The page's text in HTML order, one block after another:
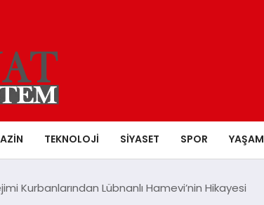
TEKNOLOJI SIYASET SPOR YAŞAM
Kurbanlarından Lübnanlı Hamevi’nin Hikayesi